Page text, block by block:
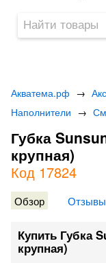
Акватема.рф →
Наполнители →
Губка
крупная)
Код 17824
Обзор Отзывы
Купить Губка
крупная)